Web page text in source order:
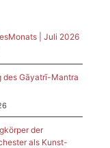
| Juli 2026
des Gāyatrī-Mantra
der
als Kunst-